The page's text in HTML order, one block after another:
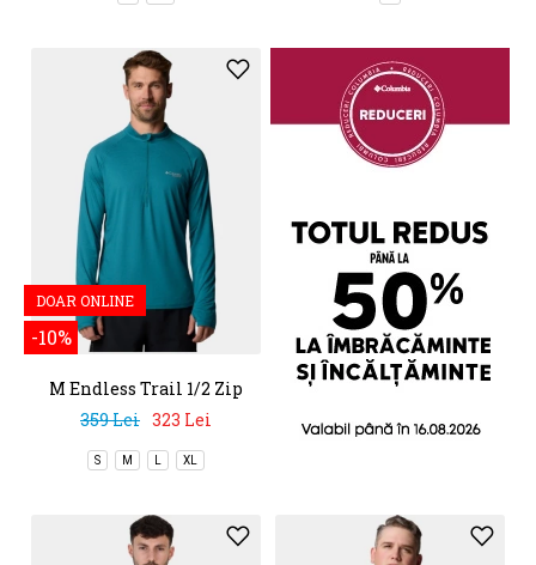
DOAR ONLINE
-10%
M Endless Trail 1/2 Zip
Mesh Long Sleeve
359 Lei 323 Lei
S M L XL